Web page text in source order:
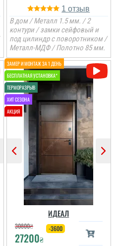
1
В дом / Металл 1.5 мм. / 2
контури / замки сейфовый и
под цилиндр с поворотником /
Металл-МДФ / Полотно 85 мм.
ИДЕАЛ
30800₴
27200₴
-3600